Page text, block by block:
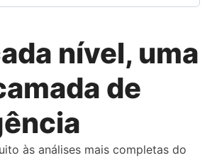
nível, uma
de
às análises mais completas do